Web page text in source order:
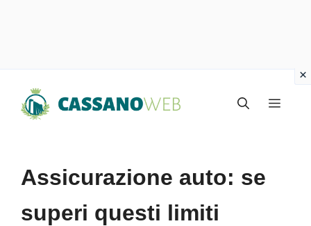
Menu
Assicurazione auto: se
superi questi limiti